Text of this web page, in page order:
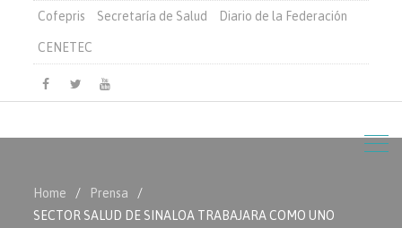
Cofepris Secretaría de Salud Diario de la Federación
CENETEC
Facebook
TwitterYoutube
Home
Prensa
SECTOR SALUD DE SINALOA TRABAJARA COMO UNO